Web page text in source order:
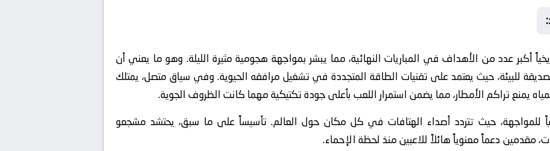
أكبر عدد من الأهداف في المباريات النهائية، مما يبشر بمواجهة هجومية مثيرة الليلة. وهو ما يعني أن
للبيئة، حيث يعتمد على تقنيات الطاقة المتجددة في تشغيل مرافقه الحيوية. وفي سياق متصل، يمتلك
يمنع تراكم الأمطار، مما يضمن استمرار اللعب بأعلى جودة تكتيكية مهما كانت الظروف الجوية.
للمواجهة، حيث تتردد أصداء الهتافات في كل مكان حول العالم. تأسيساً على ما سبق، يحتشد مشجعو
مقدمين دعماً معنوياً هائلاً للاعبين منذ لحظة الإحماء.